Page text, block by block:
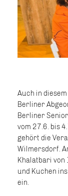
Auch in
Berliner
Berliner
vom 27.6. bis
gehört die
Wilmersdorf.
Khalatbari von
und Kuchen
ein.